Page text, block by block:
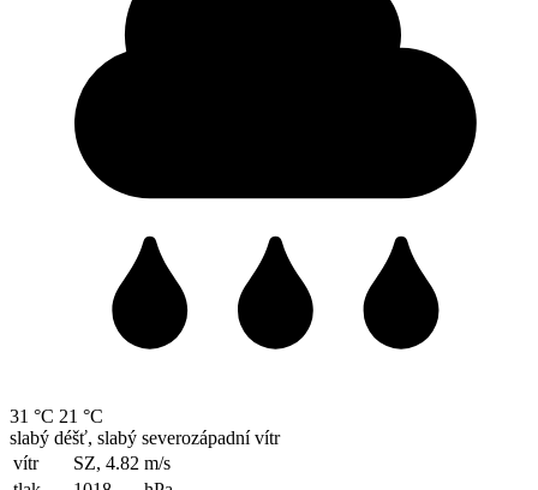
31 °C 21 °C
slabý déšť, slabý severozápadní vítr
vítr
SZ, 4.82 m/s